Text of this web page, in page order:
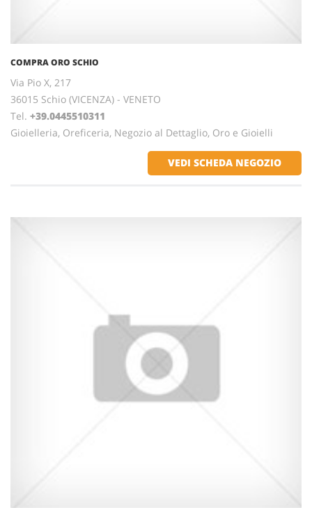
COMPRA ORO SCHIO
Via Pio X, 217
36015 Schio (VICENZA) - VENETO
Tel. +39.0445510311
Gioielleria, Oreficeria, Negozio al Dettaglio, Oro e Gioielli
VEDI SCHEDA NEGOZIO